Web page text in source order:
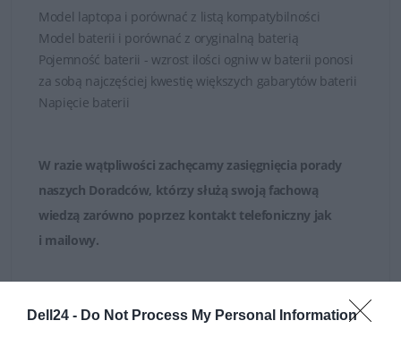
Dell24 - Do Not Process My Personal Information
Model laptopa i porównać z listą kompatybilności
Model baterii i porównać z oryginalną baterią
Pojemność baterii - wzrost ilości ogniw w baterii ponosi
za sobą najczęściej kwestię większych gabarytów baterii
Napięcie baterii
W razie wątpliwości zachęcamy zasięgnięcia porady
naszych Doradców, którzy służą swoją fachową
wiedzą zarówno poprzez kontakt telefoniczny jak
i mailowy.